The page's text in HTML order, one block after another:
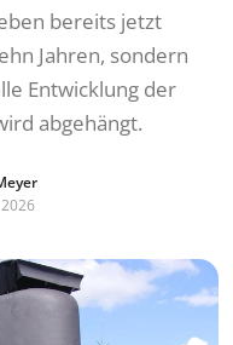
bereits jetzt
Jahren, sondern
Entwicklung der
abgehängt.